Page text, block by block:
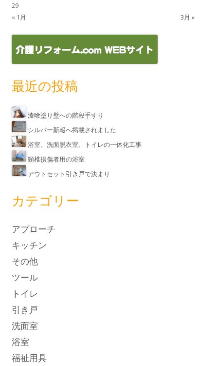
« 1月 3月 »
29
最近の投稿
漆喰塗り壁への階段手すり
シルバー新報へ掲載されました
浴室、洗面脱衣室、トイレの一体化工事
頸椎損傷者用の浴室
アウトセット引き戸で決まり
カテゴリー
アプローチ
キッチン
その他
ツール
トイレ
引き戸
洗面室
浴室
福祉用具